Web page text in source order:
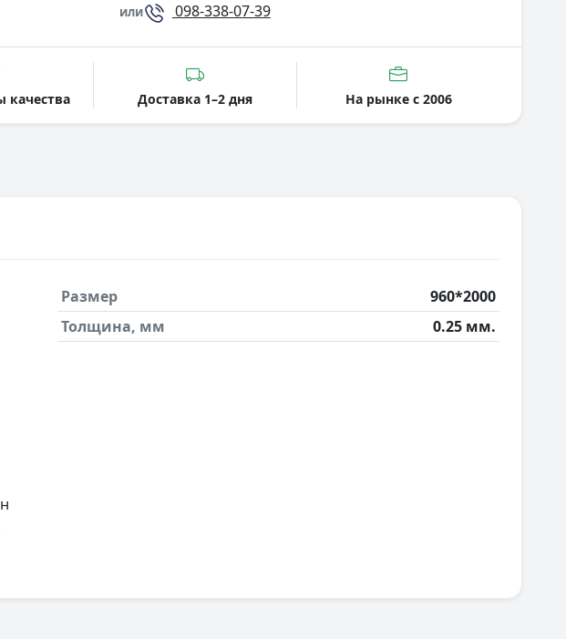
или 098-338-07-39
качества Доставка 1–2 дня На рынке с 2006
Размер
960*2000
Толщина, мм
0.25 мм.